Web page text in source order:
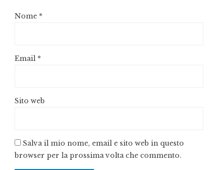
Nome *
Email *
Sito web
Salva il mio nome, email e sito web in questo
browser per la prossima volta che commento.